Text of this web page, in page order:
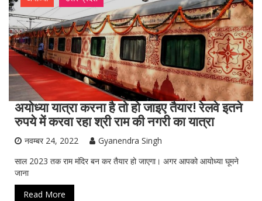
अयोध्या यात्रा करना है तो हो जाइए तैयार! रेलवे इतने
रुपये में करवा रहा श्री राम की नगरी का यात्रा
नवम्बर 24, 2022
Gyanendra Singh
साल 2023 तक राम मंदिर बन कर तैयार हो जाएगा। अगर आपको आयोध्या घूमने
जाना
Read More